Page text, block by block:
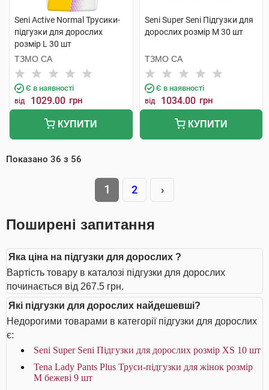
Seni Active Normal Трусики-
підгузки для дорослих
розмір L 30 шт
ТЗМО СА
Є в наявності
від 1029.00 грн
КУПИТИ
Seni Super Seni Підгузки для
дорослих розмір M 30 шт
ТЗМО СА
Є в наявності
від 1034.00 грн
КУПИТИ
Показано 36 з 56
1 2 ›
Поширені запитання
Яка ціна на підгузки для дорослих ?
Вартість товару в каталозі підгузки для дорослих
починається від 267.5 грн.
Які підгузки для дорослих найдешевші?
Недорогими товарами в категорії підгузки для дорослих
є:
Seni Super Seni Підгузки для дорослих розмір XS 10 шт
Tena Lady Pants Plus Труси-підгузки для жінок розмір
M бежеві 9 шт